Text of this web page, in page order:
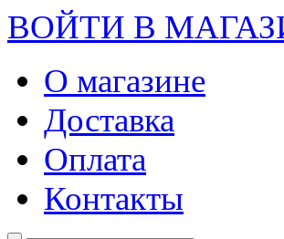
ВОЙТИ В
О магазине
Доставка
Оплата
Контакты